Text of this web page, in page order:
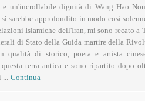
e un'incrollabile dignità di Wang Hao
sarebbe approfondito in modo così
Islamiche dell'Iran, mi sono recato a
di Stato della Guida martire della
qualità di storico, poeta e artista
questa terra antica e sono ripartito dopo
Continua